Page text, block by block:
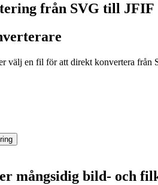
från SVG till JFIF
välj en fil för att direkt konvertera från
mångsidig bild- och